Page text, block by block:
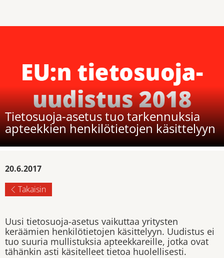
Tietosuoja-asetus tuo tarkennuksia
apteekkien henkilötietojen käsittelyyn
20.6.2017
Takaisin
Uusi tietosuoja-asetus vaikuttaa yritysten
keräämien henkilötietojen käsittelyyn. Uudistus ei
tuo suuria mullistuksia apteekkareille, jotka ovat
tähänkin asti käsitelleet tietoa huolellisesti.